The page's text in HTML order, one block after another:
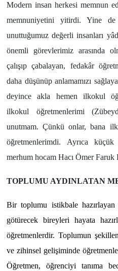
Modern insan herkesi memnun
memnuniyetini yitirdi. Yine
unuttuğumuz değerli insanları
önemli görevlerimiz arasında
çalışıp çabalayan, fedakâr
daha düşünüp anlamamızı
deyince akla hemen ilkokul
ilkokul öğretmenlerimi
unutmam. Çünkü onlar, bana
öğretmenlerimdi. Ayrıca
merhum hocam Hacı Ömer
TOPLUMU AYDINLATAN
Bir toplumu istikbale
götürecek bireyleri hayata
öğretmenlerdir. Toplumun
ve zihinsel gelişiminde
Öğretmen, öğrenciyi tanıma